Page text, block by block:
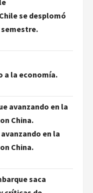
se desplomó
a la economía.
en la
China.